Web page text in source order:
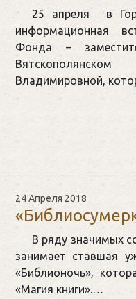
25 апреля в
информационная
Фонда –
Владимировной,
24 Апреля 2018
В ряду значимых
занимает ставшая
«Библионочь»,
«Магия книги».…